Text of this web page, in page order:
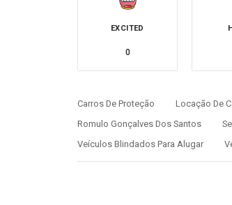
EXCITED
0
Carros De Proteção Locação De
Romulo Gonçalves Dos Santos
Veículos Blindados Para Alugar